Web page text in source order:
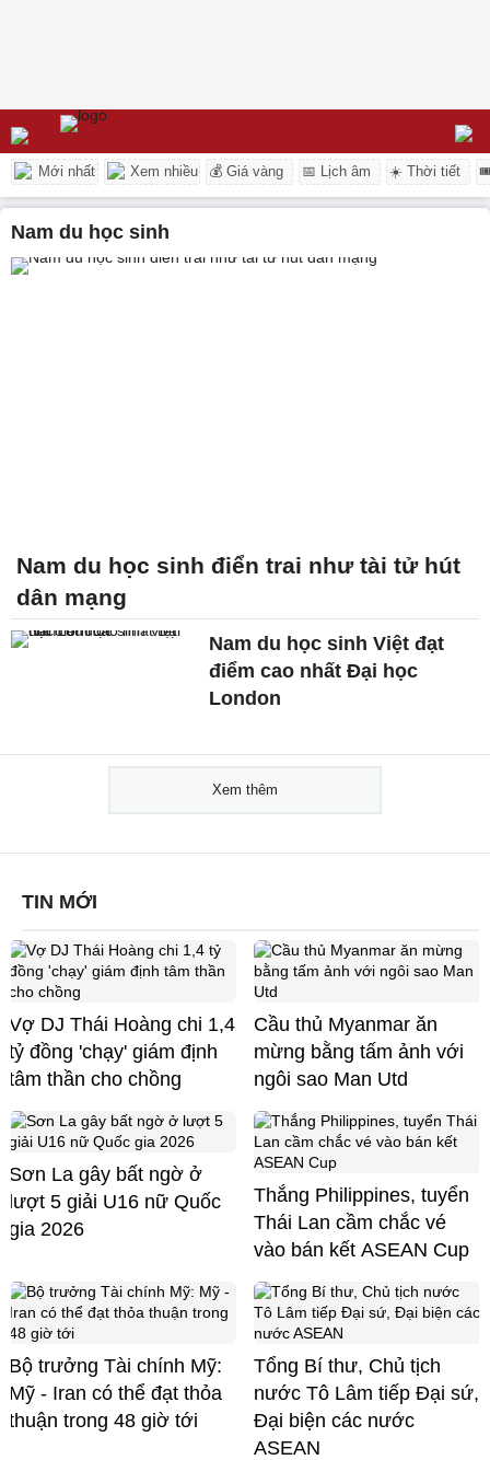
Mới nhất Xem nhiều 💰 Giá vàng 📅 Lịch âm ☀️ Thời tiết
Nam du học sinh
Nam du học sinh điển trai như tài tử hút
dân mạng
Nam du học sinh Việt đạt
điểm cao nhất Đại học
London
Xem thêm
TIN MỚI
Vợ DJ Thái Hoàng chi 1,4
tỷ đồng 'chạy' giám định
tâm thần cho chồng
Cầu thủ Myanmar ăn
mừng bằng tấm ảnh với
ngôi sao Man Utd
Sơn La gây bất ngờ ở
lượt 5 giải U16 nữ Quốc
gia 2026
Thắng Philippines, tuyển
Thái Lan cầm chắc vé
vào bán kết ASEAN Cup
Bộ trưởng Tài chính Mỹ:
Mỹ - Iran có thể đạt thỏa
thuận trong 48 giờ tới
Tổng Bí thư, Chủ tịch
nước Tô Lâm tiếp Đại sứ,
Đại biện các nước
ASEAN